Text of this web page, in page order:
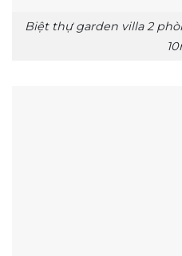
Biệt thự garden villa 2